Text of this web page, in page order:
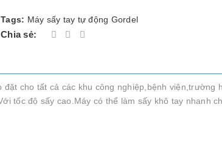
Tags: Máy sấy tay tự động Gordel
Chia sẻ:
cho tất cả các khu công nghiệp,bệnh viện,trường
tốc độ sấy cao.Máy có thể làm sấy khô tay nhanh